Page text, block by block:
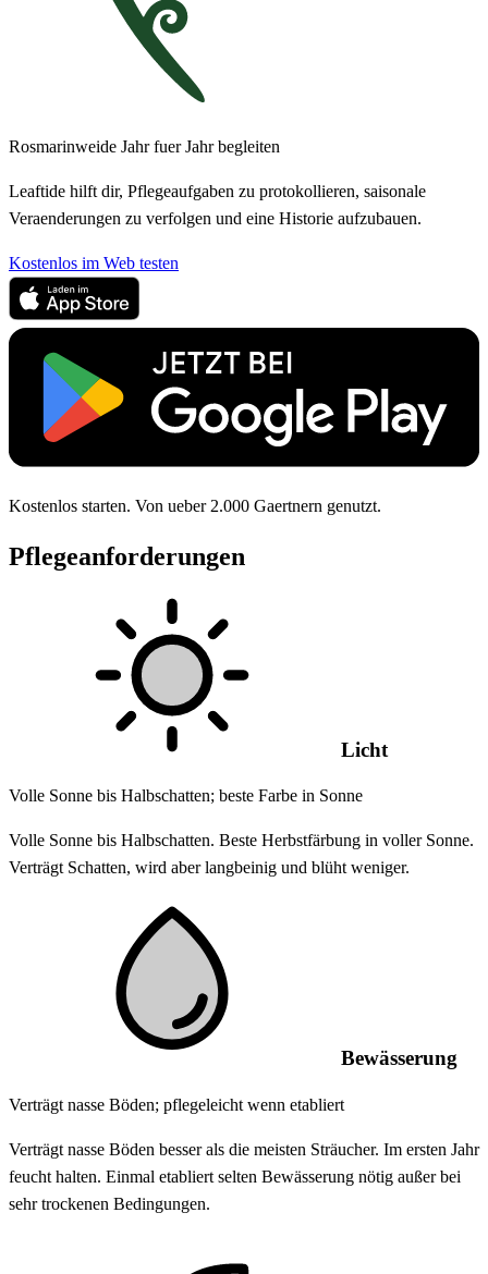
Rosmarinweide Jahr fuer Jahr begleiten
Leaftide hilft dir, Pflegeaufgaben zu protokollieren, saisonale
Veraenderungen zu verfolgen und eine Historie aufzubauen.
Kostenlos im Web testen
Kostenlos starten. Von ueber 2.000 Gaertnern genutzt.
Pflegeanforderungen
Licht
Volle Sonne bis Halbschatten; beste Farbe in Sonne
Volle Sonne bis Halbschatten. Beste Herbstfärbung in voller Sonne.
Verträgt Schatten, wird aber langbeinig und blüht weniger.
Bewässerung
Verträgt nasse Böden; pflegeleicht wenn etabliert
Verträgt nasse Böden besser als die meisten Sträucher. Im ersten Jahr
feucht halten. Einmal etabliert selten Bewässerung nötig außer bei
sehr trockenen Bedingungen.